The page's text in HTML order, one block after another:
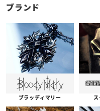
ブランド
ブラッディマリー